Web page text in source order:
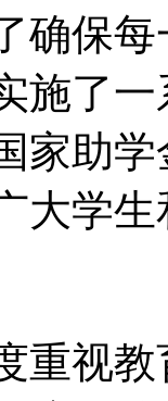
确保
施了
家助
大学
重视